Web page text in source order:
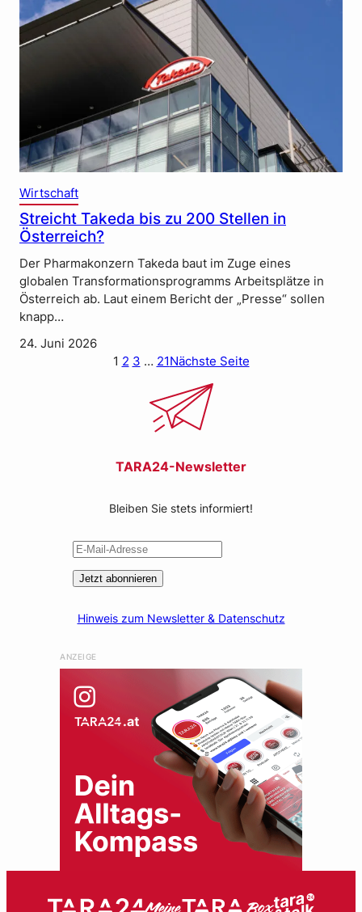
Wirtschaft
Streicht Takeda bis zu 200 Stellen in
Österreich?
Der Pharmakonzern Takeda baut im Zuge eines
globalen Transformationsprogramms Arbeitsplätze in
Österreich ab. Laut einem Bericht der „Presse“ sollen
knapp…
24. Juni 2026
1 2 3 … 21Nächste Seite
TARA24-Newsletter
Bleiben Sie stets informiert!
Jetzt abonnieren
Hinweis zum Newsletter & Datenschutz
ANZEIGE